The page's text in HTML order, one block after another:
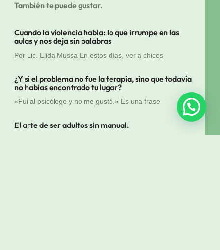
También te puede gustar.
Cuando la violencia habla: lo que irrumpe en las
aulas y nos deja sin palabras
Por Lic. Elida Mussa En estos días, ver a chicos
¿Y si el problema no fue la terapia, sino que todavía
no habías encontrado tu lugar?
«Fui al psicólogo y no me gustó.» Es una frase
El arte de ser adultos sin manual: